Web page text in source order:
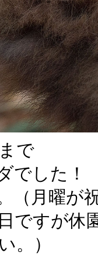
で
でした！
（月曜が
ですが休
。）